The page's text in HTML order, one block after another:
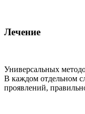
Лечение
Универсальных
В ка­ждом отдельном
проявле­ний,